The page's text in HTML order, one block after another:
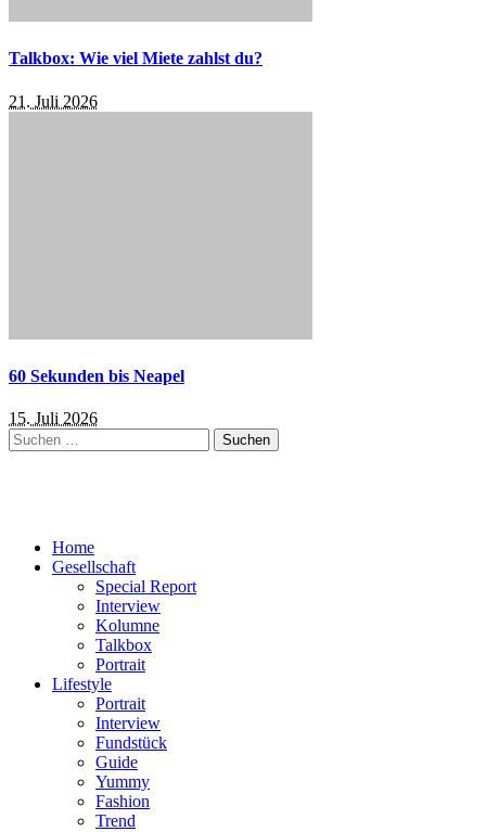
Talkbox: Wie viel Miete zahlst du?
21. Juli 2026
60 Sekunden bis Neapel
15. Juli 2026
Suchen
nach:
Home
Gesellschaft
Special Report
Interview
Kolumne
Talkbox
Portrait
Lifestyle
Portrait
Interview
Fundstück
Guide
Yummy
Fashion
Trend